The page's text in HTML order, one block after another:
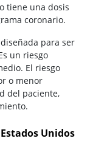
tiene una dosis
coronario.
para ser
un riesgo
El riesgo
o menor
del paciente,
Unidos